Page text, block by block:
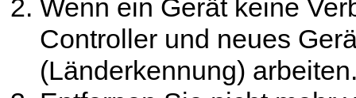
Wenn ein Gerät keine
Controller und neues
(Länderkennung)